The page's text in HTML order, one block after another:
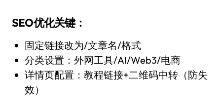
SEO优化关键：
固定链接改为/文章名/格式
分类设置：外网工具/AI/Web3/电商
详情页配置：教程链接+二维码中转（防失
效）